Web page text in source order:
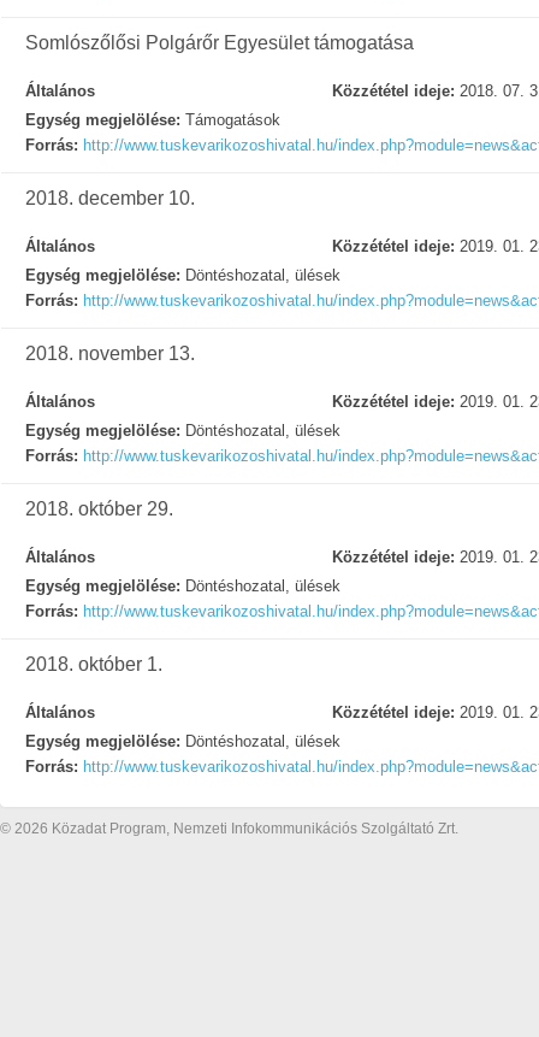
Somlószőlősi Polgárőr Egyesület támogatása
Általános Közzététel ideje: 2018. 07.
Egység megjelölése: Támogatások
Forrás: http://www.tuskevarikozoshivatal.hu/
2018. december 10.
Általános Közzététel ideje: 2019. 01.
Egység megjelölése: Döntéshozatal, ülések
Forrás: http://www.tuskevarikozoshivatal.hu/
2018. november 13.
Általános Közzététel ideje: 2019. 01.
Egység megjelölése: Döntéshozatal, ülések
Forrás: http://www.tuskevarikozoshivatal.hu/
2018. október 29.
Általános Közzététel ideje: 2019. 01.
Egység megjelölése: Döntéshozatal, ülések
Forrás: http://www.tuskevarikozoshivatal.hu/
2018. október 1.
Általános Közzététel ideje: 2019. 01.
Egység megjelölése: Döntéshozatal, ülések
Forrás: http://www.tuskevarikozoshivatal.hu/
© 2026 Közadat Program, Nemzeti Infokommunikációs Szolgáltató Zrt.